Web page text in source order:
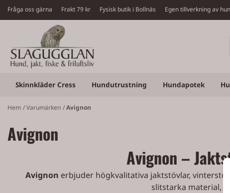
Hoppa till innehåll
Fråga oss gärna Frakt 79 kr Fysisk butik i Bollnäs Egen tillverkning av
Skinnkläder Cress Hundutrustning Hundapotek
Hem /Varumärken /Avignon
Avignon
Avignon –
Avignon erbjuder högkvalitativa jaktstövlar,
slitstarka material,